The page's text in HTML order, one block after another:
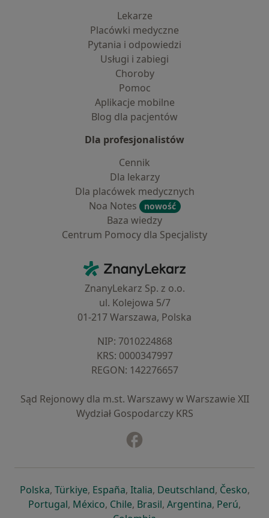
Lekarze
Placówki medyczne
Pytania i odpowiedzi
Usługi i zabiegi
Choroby
Pomoc
Aplikacje mobilne
Blog dla pacjentów
Dla profesjonalistów
Cennik
Dla lekarzy
Dla placówek medycznych
Noa Notes
nowość
Baza wiedzy
Centrum Pomocy dla Specjalisty
ZnanyLekarz - Strona główna
ZnanyLekarz Sp. z o.o.
ul. Kolejowa 5/7
01-217 Warszawa, Polska
NIP: ⁠7010224868
KRS: ⁠0000347997
REGON: ⁠142276657
Sąd Rejonowy dla m.st. Warszawy w Warszawie XII
Wydział Gospodarczy KRS
Polskaotwiera się w nowej karcie
, Türkiyeotwiera się w nowej karcie
, Españaotwiera się w nowej karcie
, Italiaotwiera się w nowej
, Deutschlandotwiera się
, Česko,
Portugalotwiera się w nowej karcie
, Méxicootwiera się w nowej karcie
, Chileotwiera się w nowej karcie
, Brasilotwiera się w nowej
, Argentinaotwiera się
, Perú,